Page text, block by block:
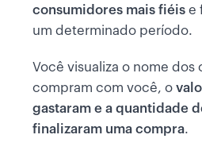
consumidores mais fiéis e
um determinado período.
Você visualiza o nome dos
compram com você, o
gastaram e a quantidade
finalizaram uma compra.